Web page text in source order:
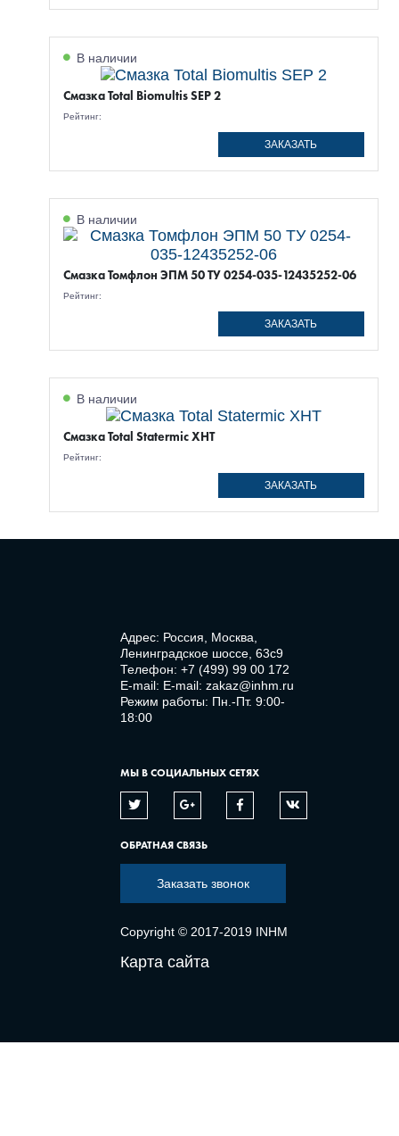
В наличии
Смазка Total Biomultis SEP 2
Рейтинг:
ЗАКАЗАТЬ
В наличии
Смазка Томфлон ЭПМ 50 ТУ 0254-035-12435252-06
Рейтинг:
ЗАКАЗАТЬ
В наличии
Смазка Total Statermic XHT
Рейтинг:
ЗАКАЗАТЬ
Адрес: Россия, Москва,
Ленинградское шоссе, 63с9
Телефон: +7 (499) 99 00 172
E-mail: E-mail: zakaz@inhm.ru
Режим работы: Пн.-Пт. 9:00-
18:00
МЫ В СОЦИАЛЬНЫХ СЕТЯХ
ОБРАТНАЯ СВЯЗЬ
Заказать звонок
Copyright © 2017-2019 INHM
Карта сайта